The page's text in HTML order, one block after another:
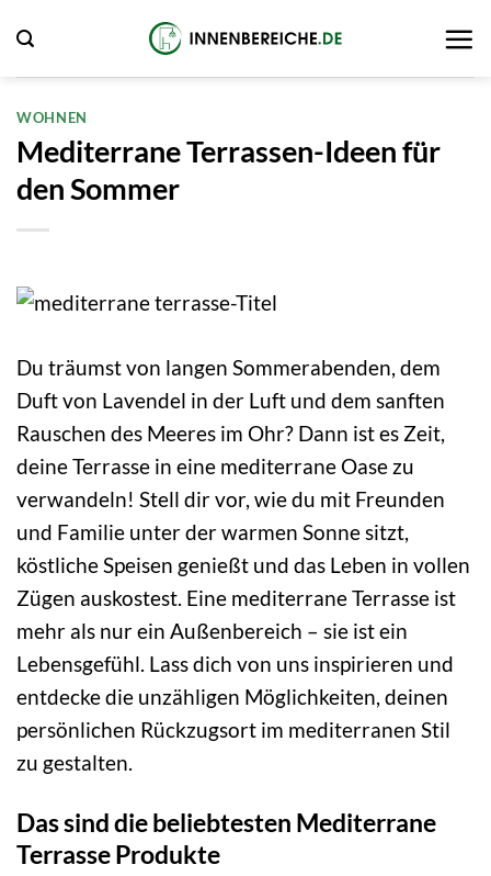
Inhalt
springen
WOHNEN
Mediterrane Terrassen-Ideen für
den Sommer
Du träumst von langen Sommerabenden, dem
Duft von Lavendel in der Luft und dem sanften
Rauschen des Meeres im Ohr? Dann ist es Zeit,
deine Terrasse in eine mediterrane Oase zu
verwandeln! Stell dir vor, wie du mit Freunden
und Familie unter der warmen Sonne sitzt,
köstliche Speisen genießt und das Leben in vollen
Zügen auskostest. Eine mediterrane Terrasse ist
mehr als nur ein Außenbereich – sie ist ein
Lebensgefühl. Lass dich von uns inspirieren und
entdecke die unzähligen Möglichkeiten, deinen
persönlichen Rückzugsort im mediterranen Stil
zu gestalten.
Das sind die beliebtesten Mediterrane
Terrasse Produkte